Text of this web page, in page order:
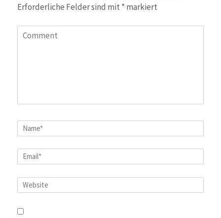
Erforderliche Felder sind mit * markiert
Comment
Name*
Email*
Website